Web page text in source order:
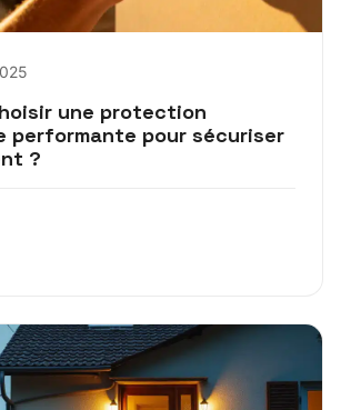
une protection
performante pour sécuriser
?